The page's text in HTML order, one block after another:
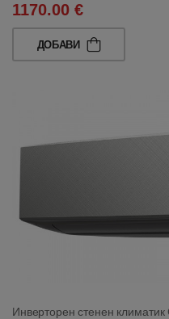
1170.00 €
ДОБАВИ
Инверторен стенен